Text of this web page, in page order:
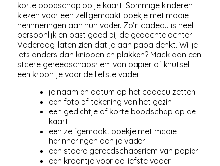
korte boodschap op je kaart. Sommige kinderen
kiezen voor een zelfgemaakt boekje met mooie
herinneringen aan hun vader. Zo’n cadeau is heel
persoonlijk en past goed bij de gedachte achter
Vaderdag: laten zien dat je aan papa denkt. Wil je
iets anders dan knippen en plakken? Maak dan een
stoere gereedschapsriem van papier of knutsel
een kroontje voor de liefste vader.
je naam en datum op het cadeau zetten
een foto of tekening van het gezin
een gedichtje of korte boodschap op de
kaart
een zelfgemaakt boekje met mooie
herinneringen aan je vader
een stoere gereedschapsriem van papier
een kroontje voor de liefste vader